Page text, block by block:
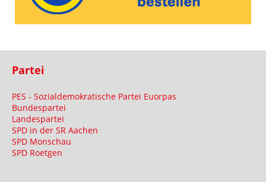
Partei
PES - Sozialdemokratische Partei Euorpas
Bundespartei
Landespartei
SPD in der SR Aachen
SPD Monschau
SPD Roetgen